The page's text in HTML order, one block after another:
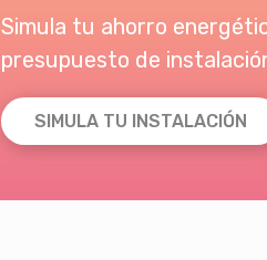
Simula tu ahorro
presupuesto de
SIMULA TU INSTALACIÓN